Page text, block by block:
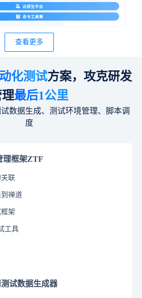
查看更多
化测试方案，攻克研发
最后1公里
数据生成、测试环境管理、脚本调
度
理框架ZTF
联
禅道
架
工具
试数据生成器